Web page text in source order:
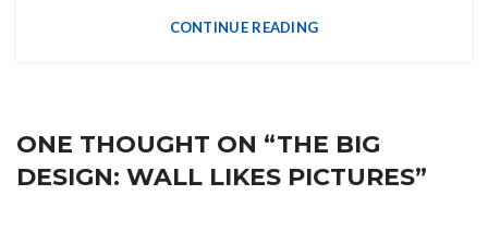
CONTINUE READING
ONE THOUGHT ON “THE BIG
DESIGN: WALL LIKES PICTURES”